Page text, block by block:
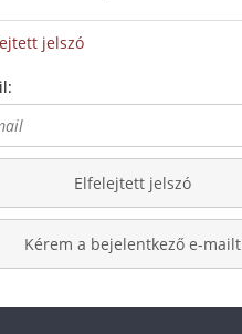
jelszó
Elfelejtett jelszó
Kérem a bejelentkező e-mailt